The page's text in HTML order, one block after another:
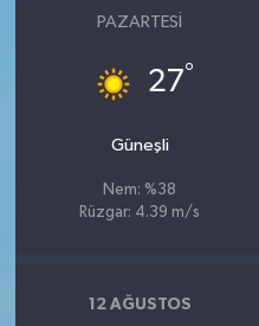
PAZARTESI
27°
Güneşli
Nem: %38
Rüzgar: 4.39 m/s
12 AĞUSTOS